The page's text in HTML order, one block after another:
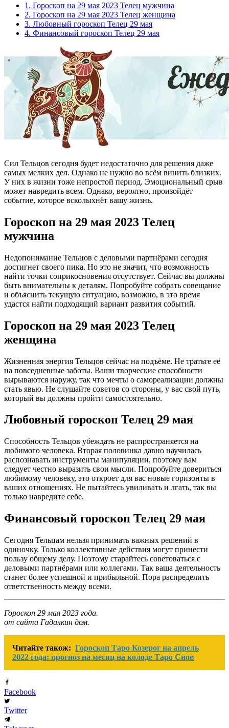
1. Гороскоп на 29 мая 2023 Телец мужчина
2. Гороскоп на 29 мая 2023 Телец женщина
3. Любовный гороскоп Телец 29 мая
4. Финансовый гороскоп Телец 29 мая
Cил Тельцов сегодня будет недостаточно для решения даже
самых мелких дел. Однако не нужно во всём винить близких.
У них в жизни тоже непростой период. Эмоциональный срыв
может навредить всем. Однако, вероятно, произойдёт
событие, которое всколыхнёт вашу жизнь.
Гороскоп на 29 мая 2023 Телец
мужчина
Недопонимание Тельцов с деловыми партнёрами сегодня
достигнет своего пика. Но это не значит, что возможность
найти точки соприкосновения отсутствует. Сейчас вы должны
быть внимательны к деталям. Попробуйте собрать совещание
и объяснить текущую ситуацию, возможно, в это время
удастся найти подходящий вариант развития событий.
Гороскоп на 29 мая 2023 Телец
женщина
Жизненная энергия Тельцов сейчас на подъёме. Не тратьте её
на повседневные заботы. Ваши творческие способности
вырываются наружу, так что мечты о самореализации должны
стать явью. Не слушайте советов со стороны, у вас свой путь,
который вы должны пройти самостоятельно.
Любовный гороскоп Телец 29 мая
Способность Тельцов убеждать не распространяется на
любимого человека. Вторая половинка давно научилась
распознавать инструменты манипуляции, поэтому вам
следует честно выразить свои мысли. Попробуйте довериться
любимому человеку, это откроет для вас новые горизонты в
ваших отношениях. Не пытайтесь увиливать и лгать, так вы
только навредите себе.
Финансовый гороскоп Телец 29 мая
Сегодня Тельцам нельзя принимать важных решений в
одиночку. Только коллективные действия могут принести
пользу общему делу. Поэтому старайтесь советоваться с
деловыми партнёрами или коллегами. Так ваша деятельность
станет более успешной и прибыльной. Пора распределить
ответственность между всеми.
Гороскоп 29 мая 2023 года.
от сайта Гадалкин дом.
Читайте також: Гороскоп Таро Козерог на апрель
2022 года: прогноз на месяц на колоде Таро Снов
Facebook
Twitter